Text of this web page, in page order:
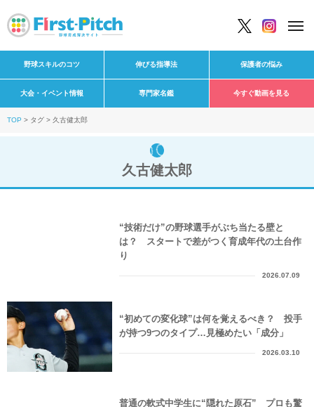
野球スキルのコツ 伸びる指導法 保護者の悩み
大会・イベント情報 専門家名鑑 今すぐ動画を見る
TOP タグ 久古健太郎
久古健太郎
“技術だけ”の野球選手がぶち当たる壁と
は？ スタートで差がつく育成年代の土台作
り
2026.07.09
“初めての変化球”は何を覚えるべき？ 投手
が持つ9つのタイプ…見極めたい「成分」
2026.03.10
普通の軟式中学生に“隠れた原石” プロも驚